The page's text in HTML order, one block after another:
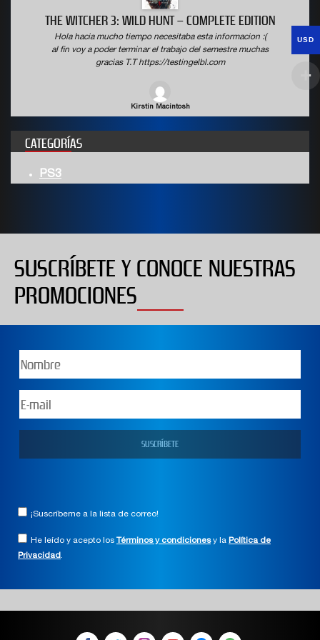
THE WITCHER 3: WILD HUNT – COMPLETE EDITION
Hola hacia mucho tiempo necesitaba esta informacion :(
al fin voy a poder terminar el trabajo del semestre muchas
gracias T.T https://testingelbl.com
Kirstin Macintosh
CATEGORÍAS
PS3
SUSCRÍBETE Y CONOCE NUESTRAS
PROMOCIONES
¡Suscríbeme a la lista de correo!
He leído y acepto los Términos y condicionesy la Política de
Privacidad.
USD